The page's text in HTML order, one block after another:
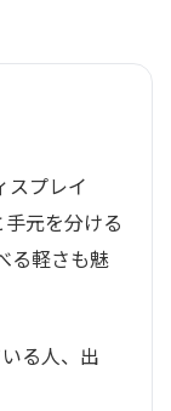
スプレイ
元を分ける
る軽さも魅
る人、出